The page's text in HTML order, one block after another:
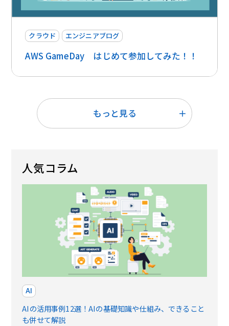
クラウド エンジニアブログ
AWS GameDay はじめて参加してみた！！
もっと見る
人気コラム
AI
AIの活用事例12選！AIの基礎知識や仕組み、できること
も併せて解説